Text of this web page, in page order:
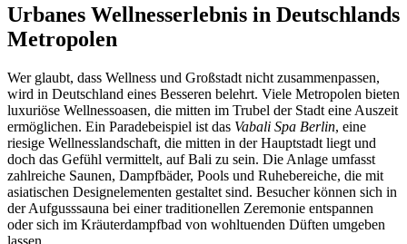
Urbanes Wellnesserlebnis in Deutschlands
Metropolen
Wer glaubt, dass Wellness und Großstadt nicht zusammenpassen,
wird in Deutschland eines Besseren belehrt. Viele Metropolen bieten
luxuriöse Wellnessoasen, die mitten im Trubel der Stadt eine Auszeit
ermöglichen. Ein Paradebeispiel ist das Vabali Spa Berlin, eine
riesige Wellnesslandschaft, die mitten in der Hauptstadt liegt und
doch das Gefühl vermittelt, auf Bali zu sein. Die Anlage umfasst
zahlreiche Saunen, Dampfbäder, Pools und Ruhebereiche, die mit
asiatischen Designelementen gestaltet sind. Besucher können sich in
der Aufgusssauna bei einer traditionellen Zeremonie entspannen
oder sich im Kräuterdampfbad von wohltuenden Düften umgeben
lassen.